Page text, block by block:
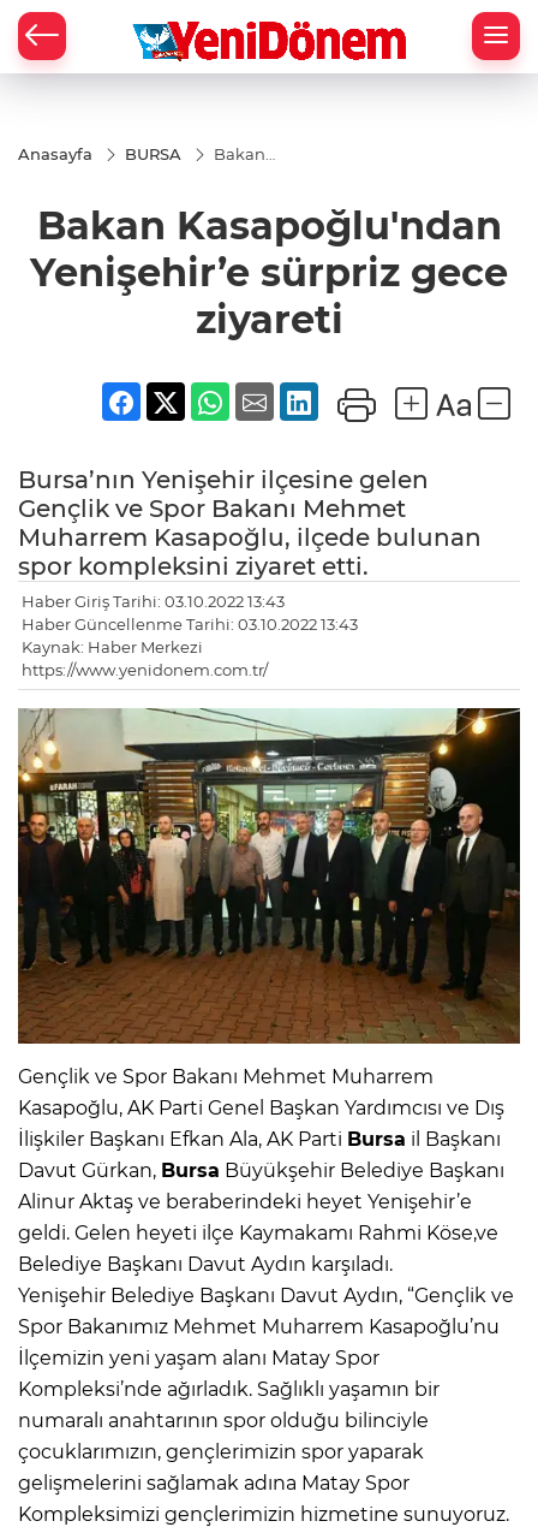
Anasayfa BURSA
Bakan
ziyareti
Bakan Kasapoğlu'ndan
Yenişehir’e sürpriz gece
ziyareti
Bursa’nın Yenişehir ilçesine gelen
Gençlik ve Spor Bakanı Mehmet
Muharrem Kasapoğlu, ilçede bulunan
spor kompleksini ziyaret etti.
Haber Giriş Tarihi: 03.10.2022 13:43
Haber Güncellenme Tarihi: 03.10.2022 13:43
Kaynak: Haber Merkezi
https://www.yenidonem.com.tr/
Gençlik ve Spor Bakanı Mehmet Muharrem
Kasapoğlu, AK Parti Genel Başkan Yardımcısı ve Dış
İlişkiler Başkanı Efkan Ala, AK Parti Bursa il Başkanı
Davut Gürkan, Bursa Büyükşehir Belediye Başkanı
Alinur Aktaş ve beraberindeki heyet Yenişehir’e
geldi. Gelen heyeti ilçe Kaymakamı Rahmi Köse,ve
Belediye Başkanı Davut Aydın karşıladı.
Yenişehir Belediye Başkanı Davut Aydın, “Gençlik ve
Spor Bakanımız Mehmet Muharrem Kasapoğlu’nu
İlçemizin yeni yaşam alanı Matay Spor
Kompleksi’nde ağırladık. Sağlıklı yaşamın bir
numaralı anahtarının spor olduğu bilinciyle
çocuklarımızın, gençlerimizin spor yaparak
gelişmelerini sağlamak adına Matay Spor
Kompleksimizi gençlerimizin hizmetine sunuyoruz.